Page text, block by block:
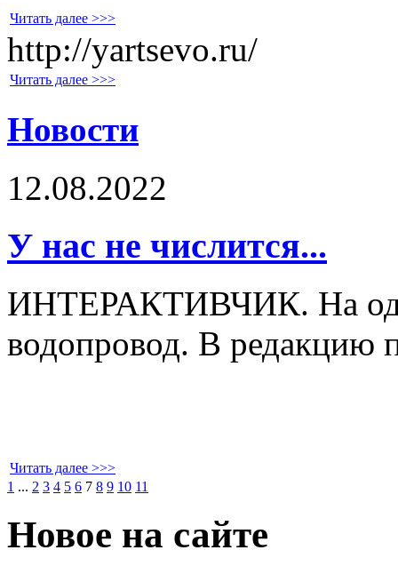
Читать далее >>>
http://yartsevo.ru/
Читать далее >>>
Новости
12.08.2022
У нас не числится...
ИНТЕРАКТИВЧИК. На
водопровод. В редакцию
Читать далее >>>
1 ... 2 3 4 5 6 7 8 9 10 11
Новое на сайте